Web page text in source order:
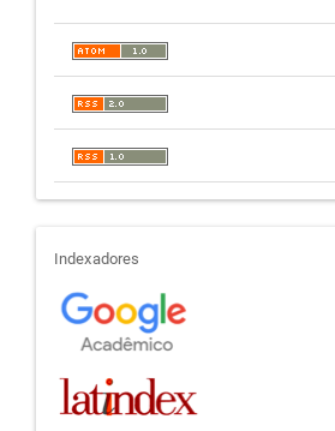
indexadores
Indexadores